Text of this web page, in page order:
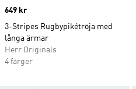
Price
649 kr
3-Stripes Rugbypikétröja med
långa ärmar
Herr Originals
4 färger